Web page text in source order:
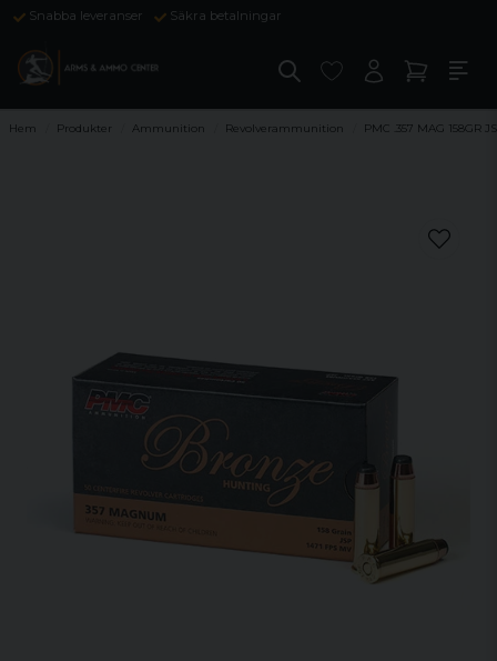
Snabba leveranser Säkra betalningar
Hem Produkter Ammunition Revolverammunition PMC .357 MAG 158GR